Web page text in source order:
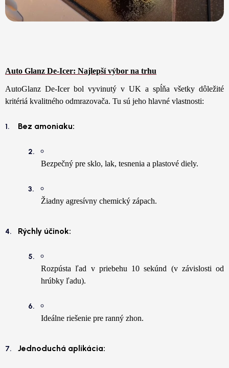
Auto Glanz De-Icer: Najlepší výbor na trhu
AutoGlanz De-Icer bol vyvinutý v UK a spĺňa všetky dôležité
kritériá kvalitného odmrazovača. Tu sú jeho hlavné vlastnosti:
Bez amoniaku:
Bezpečný pre sklo, lak, tesnenia a plastové diely.
Žiadny agresívny chemický zápach.
Rýchly účinok:
Rozpústa ľad v priebehu 10 sekúnd (v závislosti od
hrúbky ľadu).
Ideálne riešenie pre ranný zhon.
Jednoduchá aplikácia: